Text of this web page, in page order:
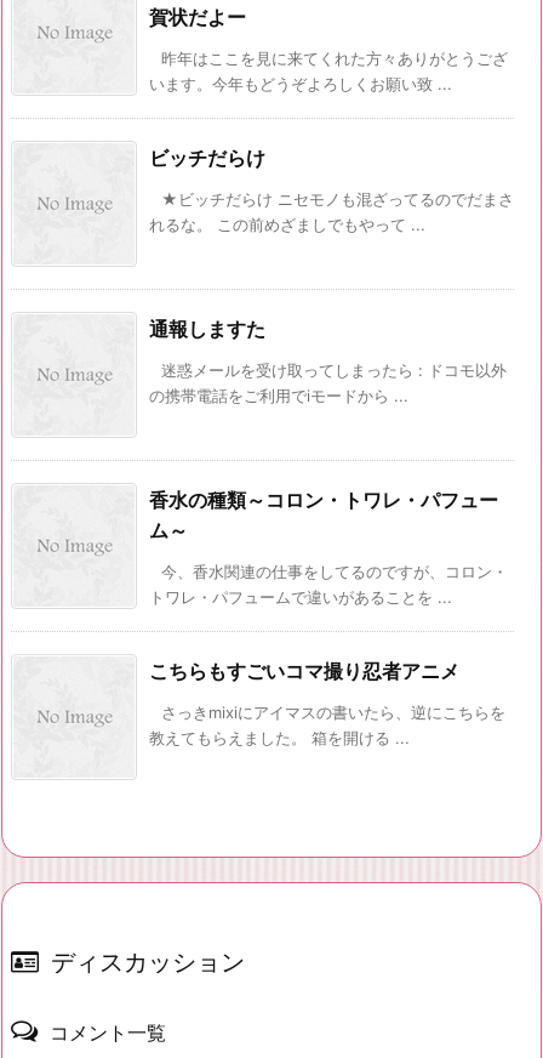
賀状だよー
昨年はここを見に来てくれた方々ありがとうござ
います。今年もどうぞよろしくお願い致 ...
ビッチだらけ
★ビッチだらけ ニセモノも混ざってるのでだまさ
れるな。 この前めざましでもやって ...
通報しますた
迷惑メールを受け取ってしまったら : ドコモ以外
の携帯電話をご利用でiモードから ...
香水の種類～コロン・トワレ・パフュー
ム～
今、香水関連の仕事をしてるのですが、コロン・
トワレ・パフュームで違いがあることを ...
こちらもすごいコマ撮り忍者アニメ
さっきmixiにアイマスの書いたら、逆にこちらを
教えてもらえました。 箱を開ける ...
ディスカッション
コメント一覧